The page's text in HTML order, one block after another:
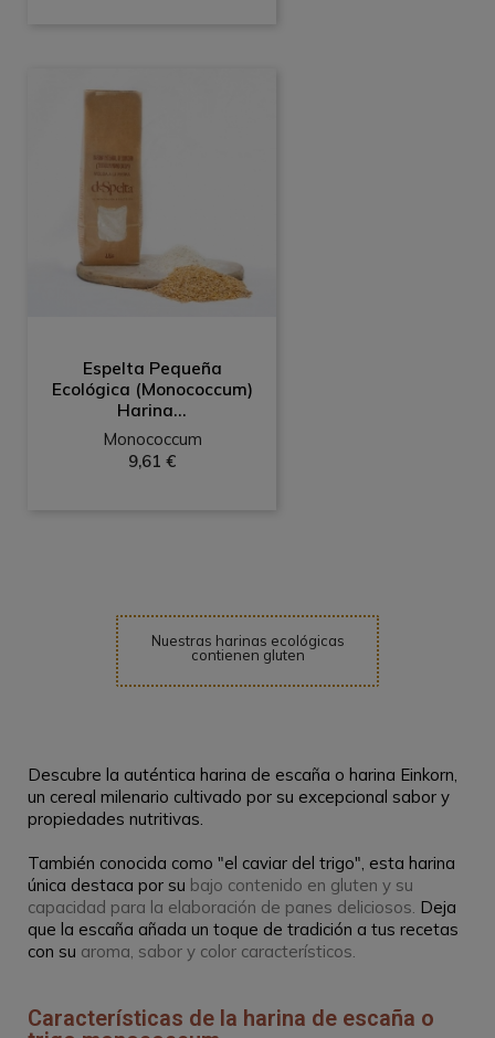
Espelta Pequeña
Ecológica (Monococcum)
Harina...
Monococcum
9,61 €
Nuestras harinas ecológicas
contienen gluten
Descubre la auténtica harina de escaña o harina Einkorn,
un cereal milenario cultivado por su excepcional sabor y
propiedades nutritivas.
También conocida como "el caviar del trigo", esta harina
única destaca por su bajo contenido en gluten y su
capacidad para la elaboración de panes deliciosos. Deja
que la escaña añada un toque de tradición a tus recetas
con su aroma, sabor y color característicos.
Características de la harina de escaña o